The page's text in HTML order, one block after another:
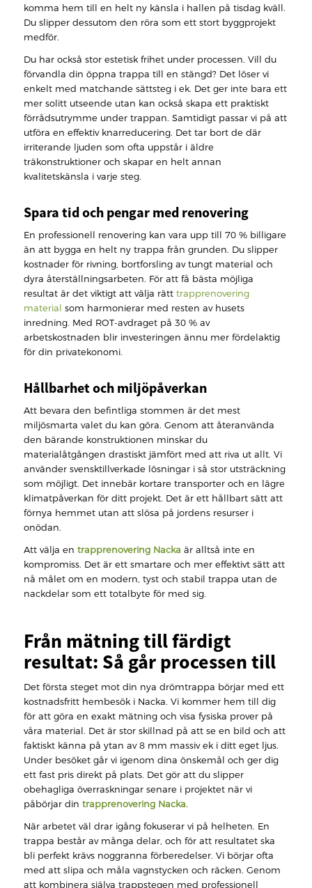
komma hem till en helt ny känsla i hallen på tisdag kväll.
Du slipper dessutom den röra som ett stort byggprojekt
medför.
Du har också stor estetisk frihet under processen. Vill du
förvandla din öppna trappa till en stängd? Det löser vi
enkelt med matchande sättsteg i ek. Det ger inte bara ett
mer solitt utseende utan kan också skapa ett praktiskt
förrådsutrymme under trappan. Samtidigt passar vi på att
utföra en effektiv knarreducering. Det tar bort de där
irriterande ljuden som ofta uppstår i äldre
träkonstruktioner och skapar en helt annan
kvalitetskänsla i varje steg.
Spara tid och pengar med renovering
En professionell renovering kan vara upp till 70 % billigare
än att bygga en helt ny trappa från grunden. Du slipper
kostnader för rivning, bortforsling av tungt material och
dyra återställningsarbeten. För att få bästa möjliga
resultat är det viktigt att välja rätt trapprenovering
material som harmonierar med resten av husets
inredning. Med ROT-avdraget på 30 % av
arbetskostnaden blir investeringen ännu mer fördelaktig
för din privatekonomi.
Hållbarhet och miljöpåverkan
Att bevara den befintliga stommen är det mest
miljösmarta valet du kan göra. Genom att återanvända
den bärande konstruktionen minskar du
materialåtgången drastiskt jämfört med att riva ut allt. Vi
använder svensktillverkade lösningar i så stor utsträckning
som möjligt. Det innebär kortare transporter och en lägre
klimatpåverkan för ditt projekt. Det är ett hållbart sätt att
förnya hemmet utan att slösa på jordens resurser i
onödan.
Att välja en trapprenovering Nacka är alltså inte en
kompromiss. Det är ett smartare och mer effektivt sätt att
nå målet om en modern, tyst och stabil trappa utan de
nackdelar som ett totalbyte för med sig.
Från mätning till färdigt
resultat: Så går processen till
Det första steget mot din nya drömtrappa börjar med ett
kostnadsfritt hembesök i Nacka. Vi kommer hem till dig
för att göra en exakt mätning och visa fysiska prover på
våra material. Det är stor skillnad på att se en bild och att
faktiskt känna på ytan av 8 mm massiv ek i ditt eget ljus.
Under besöket går vi igenom dina önskemål och ger dig
ett fast pris direkt på plats. Det gör att du slipper
obehagliga överraskningar senare i projektet när vi
påbörjar din trapprenovering Nacka.
När arbetet väl drar igång fokuserar vi på helheten. En
trappa består av många delar, och för att resultatet ska
bli perfekt krävs noggranna förberedelser. Vi börjar ofta
med att slipa och måla vagnstycken och räcken. Genom
att kombinera själva trappstegen med professionell